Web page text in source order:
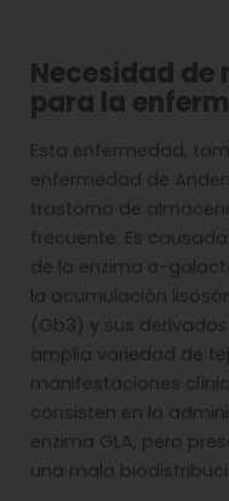
Necesidad
para la
Esta enfermedad,
enfermedad de
trastorno de
frecuente. Es
de la enzima α-
la acumulación
(Gb3) y sus
amplia variedad de
manifestaciones
consisten en la
enzima GLA, pero
una mala